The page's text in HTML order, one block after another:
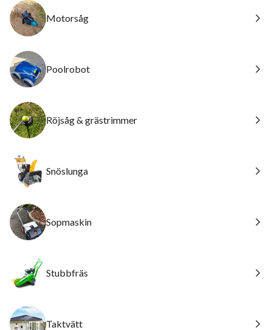
Motorsåg
Poolrobot
Röjsåg & grästrimmer
Snöslunga
Sopmaskin
Stubbfräs
Taktvätt